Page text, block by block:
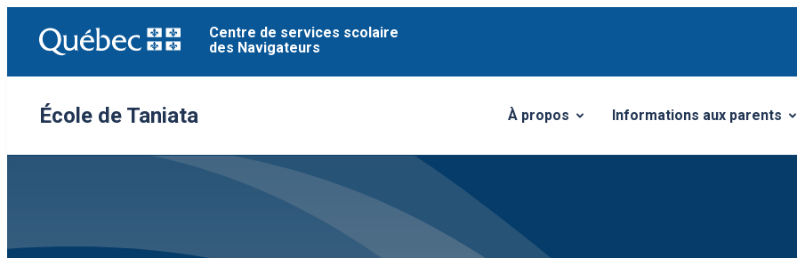
contenu
Centre de services scolaire
des Navigateurs
École de Taniata À propos
Ouvrir/Fermer le sous-menuInformations aux parents
Ouvrir/Fermer le sous-